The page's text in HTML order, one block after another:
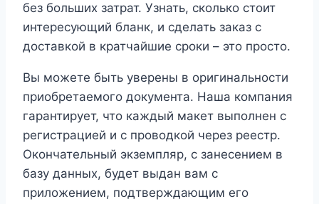
без больших затрат. Узнать, сколько стоит
интересующий бланк, и сделать заказ с
доставкой в кратчайшие сроки – это просто.
Вы можете быть уверены в оригинальности
приобретаемого документа. Наша компания
гарантирует, что каждый макет выполнен с
регистрацией и с проводкой через реестр.
Окончательный экземпляр, с занесением в
базу данных, будет выдан вам с
приложением, подтверждающим его